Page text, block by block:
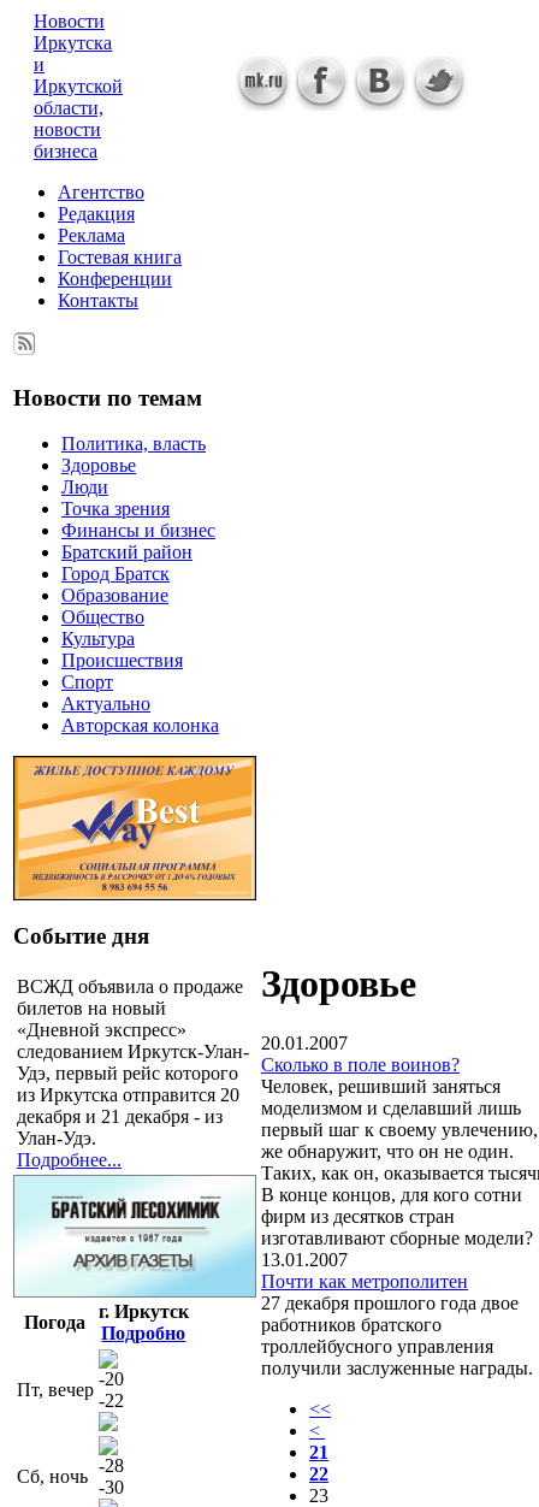
Новости
Иркутска
и
Иркутской
области,
новости
бизнеса
Агентство
Редакция
Реклама
Гостевая книга
Конференции
Контакты
Новости по темам
Политика, власть
Здоровье
Люди
Точка зрения
Финансы и бизнес
Братский район
Город Братск
Образование
Общество
Культура
Происшествия
Спорт
Актуально
Авторская колонка
Событие дня
ВСЖД объявила о продаже
билетов на новый
«Дневной экспресс»
следованием Иркутск-Улан-
Удэ, первый рейс которого
из Иркутска отправится 20
декабря и 21 декабря - из
Улан-Удэ.
Подробнее...
Погода
г. Иркутск
Подробно
Пт, вечер
-20
-22
Сб, ночь
-28
-30
Здоровье
20.01.2007
Сколько в поле воинов?
Человек, решивший заняться
моделизмом и сделавший лишь
первый шаг к своему увлечению,
же обнаружит, что он не один.
Таких, как он, оказывается
В конце концов, для кого сотни
фирм из десятков стран
изготавливают сборные модели?
13.01.2007
Почти как метрополитен
27 декабря прошлого года двое
работников братского
троллейбусного управления
получили заслуженные награды.
<<
<
21
22
23